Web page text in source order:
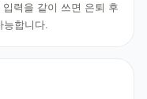
력을 같이 쓰면 은퇴 후
합니다.